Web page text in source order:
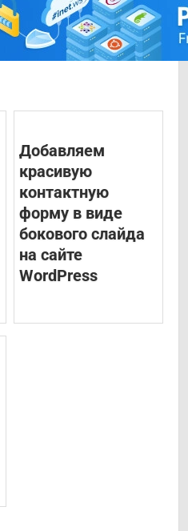
Добавляем
красивую
контактную
форму в виде
бокового слайда
на сайте
WordPress